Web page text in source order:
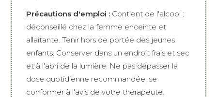
Précautions d'emploi : Contient de l'alcool :
déconseillé chez la femme enceinte et
allaitante. Tenir hors de portée des jeunes
enfants. Conserver dans un endroit frais et sec
et à l'abri de la lumière. Ne pas dépasser la
dose quotidienne recommandée, se
conformer à l'avis de votre thérapeute.